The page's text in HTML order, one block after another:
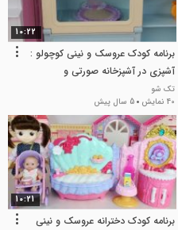
10:22
برنامه کودک عروسک و نینی کوچولو :
آشپزی در آشپزخانه صورتی و
اتوبوس مدرسه
تک شو
40 نمایش
5 سال پیش
10:21
برنامه کودک دخترانه عروسک و نینی